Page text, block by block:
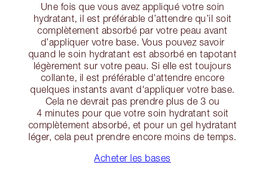
Une fois que vous avez appliqué votre soin
hydratant, il est préférable d’attendre qu’il soit
complètement absorbé par votre peau avant
d’appliquer votre base. Vous pouvez savoir
quand le soin hydratant est absorbé en tapotant
légèrement sur votre peau. Si elle est toujours
collante, il est préférable d'attendre encore
quelques instants avant d'appliquer votre base.
Cela ne devrait pas prendre plus de 3 ou
4 minutes pour que votre soin hydratant soit
complètement absorbé, et pour un gel hydratant
léger, cela peut prendre encore moins de temps.
Acheter les bases